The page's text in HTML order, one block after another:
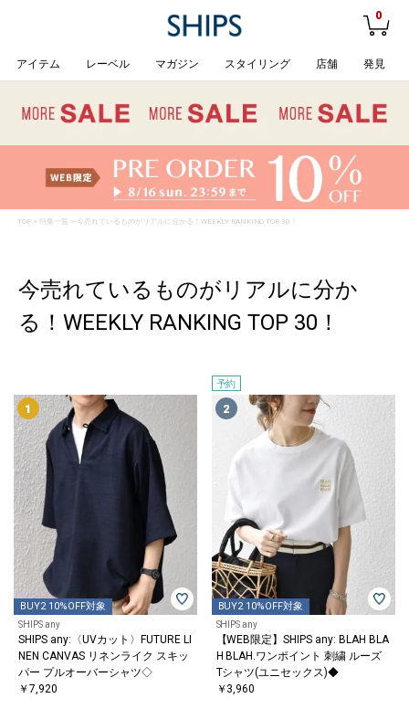
0
アイテム レーベル マガジン スタイリング 店舗 発見
TOP> 特集一覧 > 今売れているものがリアルに分かる！WEEKLY RANKING TOP 30！
今売れているものがリアルに分か
る！WEEKLY RANKING TOP 30！
BUY2 10%OFF対象
1
SHIPS any
SHIPS any:〈UVカット〉FUTURE LI
NEN CANVAS リネンライク スキッ
パー プルオーバーシャツ◇
￥7,920
予約
BUY2 10%OFF対象
2
SHIPS any
【WEB限定】SHIPS any: BLAH BLA
H BLAH.ワンポイント 刺繍 ルーズ
Tシャツ(ユニセックス)◆
￥3,960